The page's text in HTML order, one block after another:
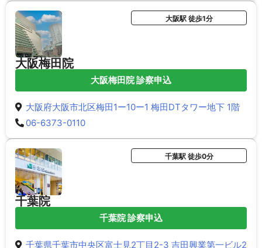
大阪梅田院
大阪駅 徒歩1分
大阪梅田院 診察申込
大阪府大阪市北区梅田1ー10ー1 梅田DTタワー地下 1階
06-6373-0110
千葉院
千葉駅 徒歩0分
千葉院 診察申込
千葉県千葉市中央区富士見2丁目2-3 吉田興業第一ビル2